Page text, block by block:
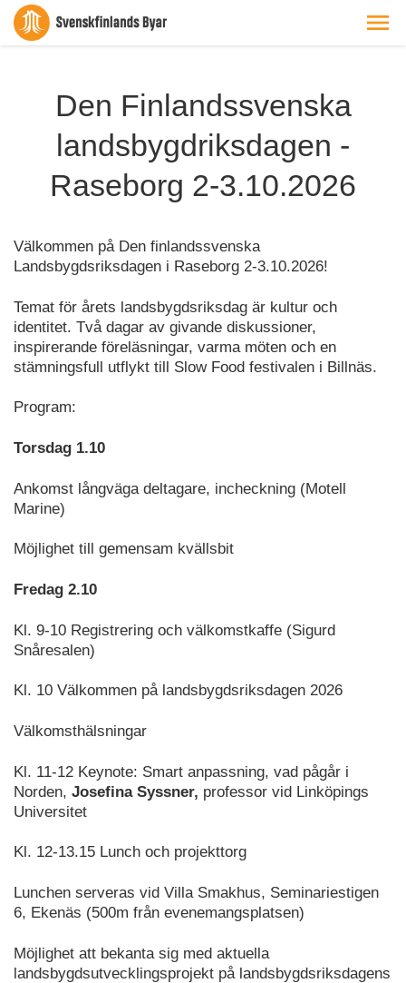
Den Finlandssvenska
landsbygdriksdagen -
Raseborg 2-3.10.2026
Välkommen på Den finlandssvenska
Landsbygdsriksdagen i Raseborg 2-3.10.2026!
Temat för årets landsbygdsriksdag är kultur och
identitet. Två dagar av givande diskussioner,
inspirerande föreläsningar, varma möten och en
stämningsfull utflykt till Slow Food festivalen i Billnäs.
Program:
Torsdag 1.10
Ankomst långväga deltagare, incheckning (Motell
Marine)
Möjlighet till gemensam kvällsbit
Fredag 2.10
Kl. 9-10 Registrering och välkomstkaffe (Sigurd
Snåresalen)
Kl. 10 Välkommen på landsbygdsriksdagen 2026
Välkomsthälsningar
Kl. 11-12 Keynote: Smart anpassning, vad pågår i
Norden, Josefina Syssner, professor vid Linköpings
Universitet
Kl. 12-13.15 Lunch och projekttorg
Lunchen serveras vid Villa Smakhus, Seminariestigen
6, Ekenäs (500m från evenemangsplatsen)
Möjlighet att bekanta sig med aktuella
landsbygdsutvecklingsprojekt på landsbygdsriksdagens